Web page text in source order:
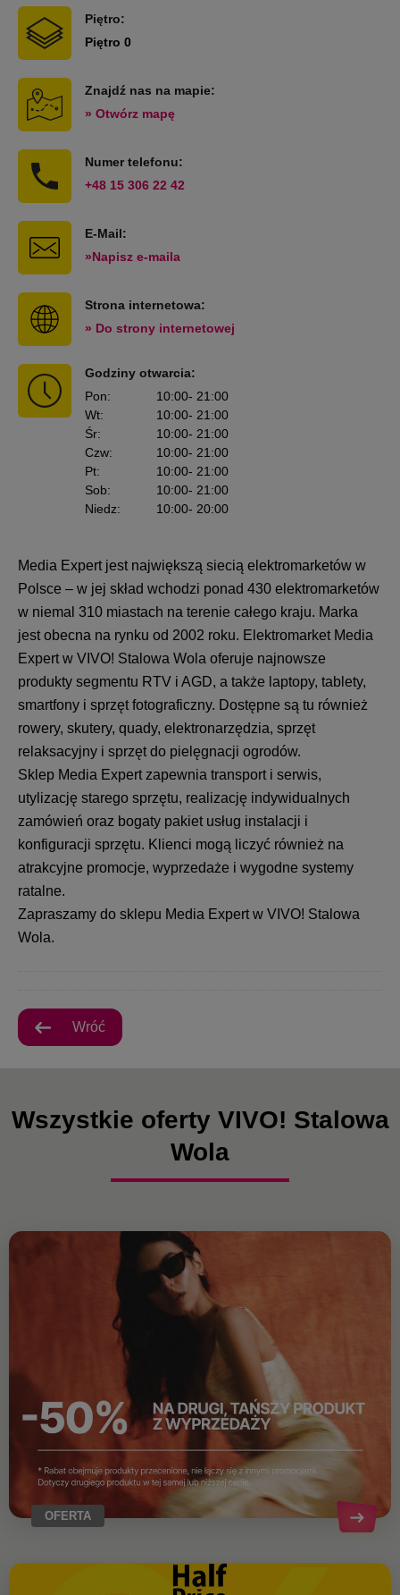
Piętro:
Piętro 0
Znajdź nas na mapie:
» Otwórz mapę
Numer telefonu:
+48 15 306 22 42
E-Mail:
»Napisz e-maila
Strona internetowa:
» Do strony internetowej
Godziny otwarcia:
Pon: 10:00- 21:00
Wt: 10:00- 21:00
Śr: 10:00- 21:00
Czw: 10:00- 21:00
Pt: 10:00- 21:00
Sob: 10:00- 21:00
Niedz: 10:00- 20:00
Media Expert jest największą siecią elektromarketów w
Polsce – w jej skład wchodzi ponad 430 elektromarketów
w niemal 310 miastach na terenie całego kraju. Marka
jest obecna na rynku od 2002 roku. Elektromarket Media
Expert w VIVO! Stalowa Wola oferuje najnowsze
produkty segmentu RTV i AGD, a także laptopy, tablety,
smartfony i sprzęt fotograficzny. Dostępne są tu również
rowery, skutery, quady, elektronarzędzia, sprzęt
relaksacyjny i sprzęt do pielęgnacji ogrodów.
Sklep Media Expert zapewnia transport i serwis,
utylizację starego sprzętu, realizację indywidualnych
zamówień oraz bogaty pakiet usług instalacji i
konfiguracji sprzętu. Klienci mogą liczyć również na
atrakcyjne promocje, wyprzedaże i wygodne systemy
ratalne.
Zapraszamy do sklepu Media Expert w VIVO! Stalowa
Wola.
Wróć
Wszystkie oferty VIVO! Stalowa
Wola
OFERTA